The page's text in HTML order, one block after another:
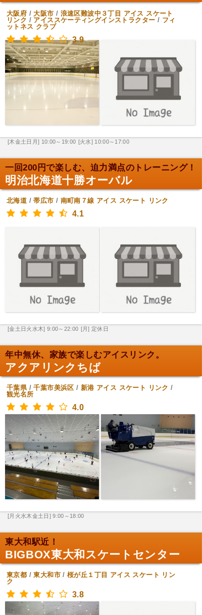
大阪府 /大阪市 / 浪速区難波中３丁目 アイス スケート
リンク / アイススケーティングインストラクター / フィ
ットネス クラブ
3.9
[木金土日月] 10:00～19:00 [火水] 10:00～17:00
一回200円で楽しむ、迫力満点のトレーニング！
明治北海道十勝オーバル
北海道 /帯広市 / 南町南７線 アイス スケート リンク
4.1
[金土日火水木] 9:00～22:00 [月] 定休日
年中無休、家族で楽しむアイスリンク。
アクアリンクちば
千葉県/千葉市美浜区 / 新港 アイス スケート リンク /
観光名所
4.0
[月火水木金土日] 9:00～18:00
東大和駅近！
BIGBOX東大和スケートセンター
東京都 /東大和市/桜が丘１丁目 アイス スケート リン
ク
3.8